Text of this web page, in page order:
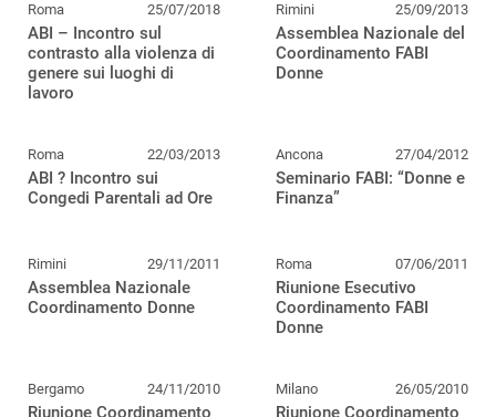
Roma 25/07/2018
ABI – Incontro sul
contrasto alla violenza di
genere sui luoghi di
lavoro
Rimini 25/09/2013
Assemblea Nazionale del
Coordinamento FABI
Donne
Roma 22/03/2013
ABI ? Incontro sui
Congedi Parentali ad Ore
Ancona 27/04/2012
Seminario FABI: “Donne e
Finanza”
Rimini 29/11/2011
Assemblea Nazionale
Coordinamento Donne
Roma 07/06/2011
Riunione Esecutivo
Coordinamento FABI
Donne
Bergamo 24/11/2010 Milano 26/05/2010